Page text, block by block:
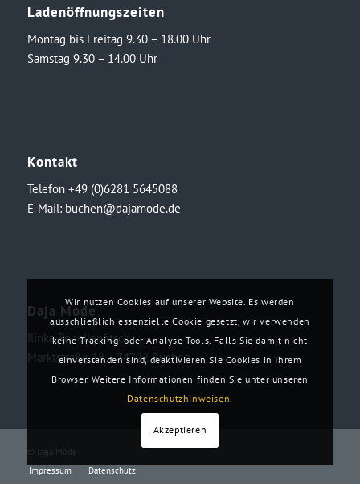
Ladenöffnungszeiten
Montag bis Freitag 9.30 – 18.00 Uhr
Samstag 9.30 – 14.00 Uhr
Kontakt
Telefon +49 (0)6281 5645088
E-Mail: buchen@dajamode.de
Daja Mode
Ilinka Ronellenfitsch
Marktstraße 18・74722 Buchen
© Daja Mode
Impressum
Datenschutz
Wir nutzen Cookies auf unserer Website. Es werden
ausschließlich essenzielle Cookie gesetzt, wir verwenden
keine Tracking- oder Analyse-Tools. Falls Sie damit nicht
einverstanden sind, deaktivieren Sie Cookies in Ihrem
Browser. Weitere Informationen finden Sie unter unseren
Datenschutzhinweisen.
Akzeptieren